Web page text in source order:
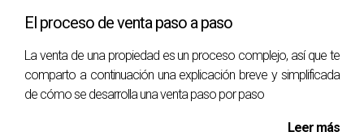
El proceso de venta paso a paso
La venta de una propiedad es un proceso complejo, así que te
comparto a continuación una explicación breve y simplificada
de cómo se desarrolla una venta paso por paso
Leer más